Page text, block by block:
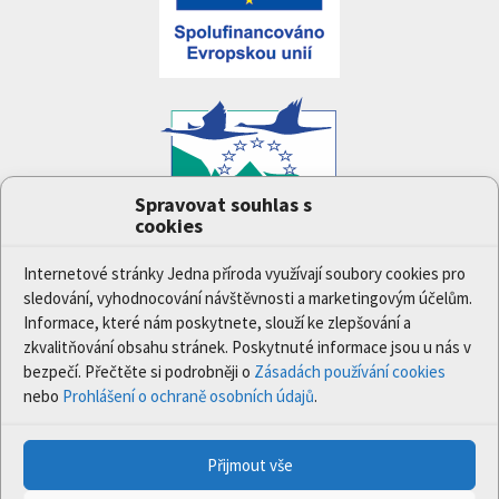
Spravovat souhlas s
cookies
Internetové stránky Jedna příroda využívají soubory cookies pro
sledování, vyhodnocování návštěvnosti a marketingovým účelům.
Informace, které nám poskytnete, slouží ke zlepšování a
zkvalitňování obsahu stránek. Poskytnuté informace jsou u nás v
bezpečí. Přečtěte si podrobněji o Zásadách používání cookies
nebo Prohlášení o ochraně osobních údajů.
Přijmout vše
LIFE17/IPE/CZ/000005) byl podpořen z finančního
nástroje Evropské unie LIFE.
Údaje a informace zveřejněné na těchto stránkách
vyjadřují názor či stanovisko pouze Ministerstva
životního prostředí a partnerů projektu. Evropská
komise není odpovědná za jakékoli použití informací
zveřejněných na těchto stránkách.